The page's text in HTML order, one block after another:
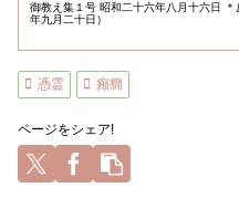
御教え集１号 昭和二十六年八月十六日 ＊皮膚病 （ 昭和二十六
年九月二十日）
憑霊 癲癇
ページをシェア!